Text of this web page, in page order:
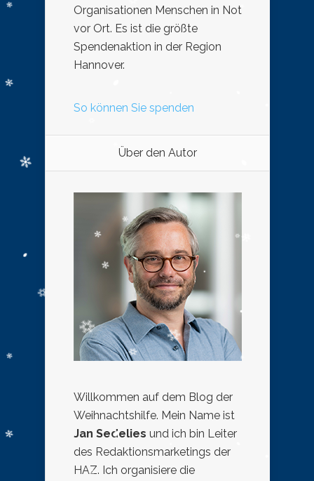
Organisationen Menschen in Not
vor Ort. Es ist die größte
Spendenaktion in der Region
Hannover.
So können Sie spenden
Über den Autor
Willkommen auf dem Blog der
Weihnachtshilfe. Mein Name ist
Jan Sedelies und ich bin Leiter
des Redaktionsmarketings der
HAZ. Ich organisiere die